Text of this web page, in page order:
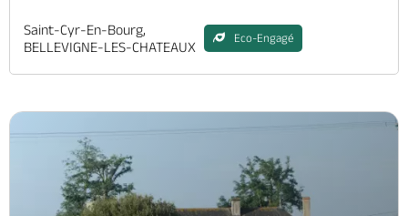
Saint-Cyr-En-Bourg,
BELLEVIGNE-LES-CHATEAUX
Eco-Engagé